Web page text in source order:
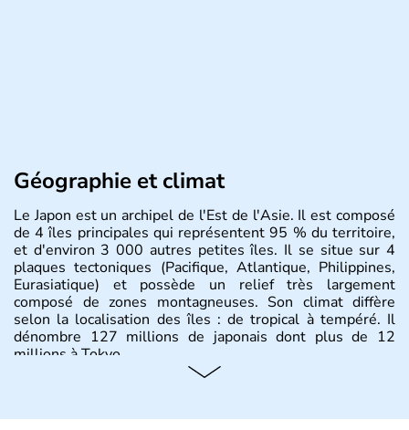
Géographie et climat
Le Japon est un archipel de l'Est de l'Asie. Il est composé
de 4 îles principales qui représentent 95 % du territoire,
et d'environ 3 000 autres petites îles. Il se situe sur 4
plaques tectoniques (Pacifique, Atlantique, Philippines,
Eurasiatique) et possède un relief très largement
composé de zones montagneuses. Son climat diffère
selon la localisation des îles : de tropical à tempéré. Il
dénombre 127 millions de japonais dont plus de 12
millions à Tokyo.
Il semblerait que le Japon ait été fondé au VIIe siècle